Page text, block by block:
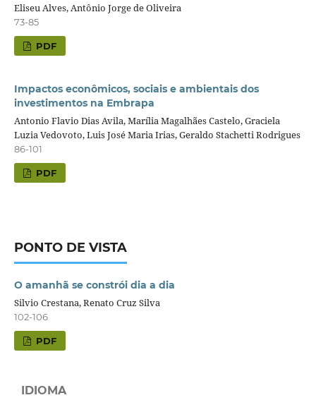
Eliseu Alves, Antônio Jorge de Oliveira
73-85
PDF
Impactos econômicos, sociais e ambientais dos
investimentos na Embrapa
Antonio Flavio Dias Avila, Marília Magalhães Castelo, Graciela
Luzia Vedovoto, Luis José Maria Irias, Geraldo Stachetti Rodrigues
86-101
PDF
PONTO DE VISTA
O amanhã se constrói dia a dia
Silvio Crestana, Renato Cruz Silva
102-106
PDF
IDIOMA